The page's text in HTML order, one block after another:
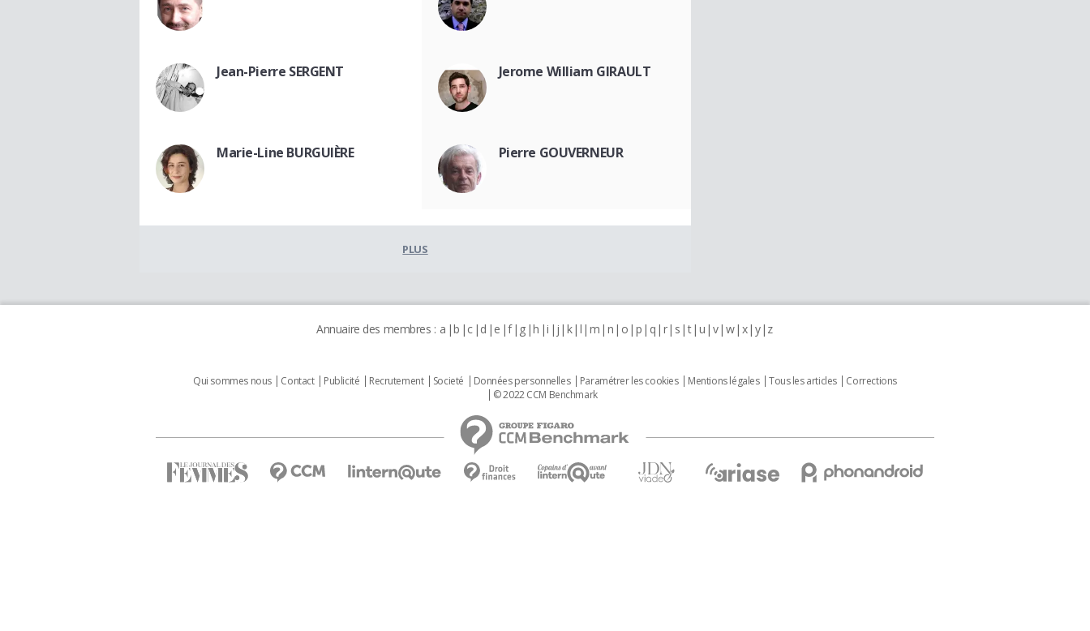
Jean-Pierre SERGENT Jerome William GIRAULT
Marie-Line BURGUIÈRE Pierre GOUVERNEUR
PLUS
Annuaire des membres : a b c d e f g h i j k l m n o p q r s t u v w x y z
Qui sommes nous Contact Publicité Recrutement Societé Données personnelles Paramétrer les cookies Mentions légales Tous les articles
Corrections
© 2022 CCM Benchmark